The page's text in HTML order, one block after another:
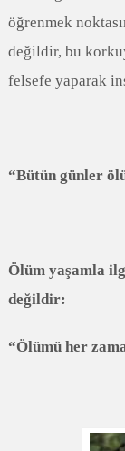
öğrenmek
değildir, bu
felsefe yaparak
“Bütün günler
Ölüm yaşamla
değildir:
“Ölümü her